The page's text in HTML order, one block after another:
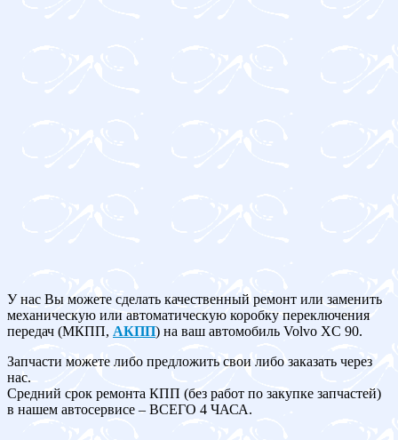
У нас Вы можете сделать качественный ремонт или заменить
механическую или автоматическую коробку переключения
передач (МКПП, АКПП) на ваш автомобиль Volvo XC 90.
Запчасти можете либо предложить свои либо заказать через
нас.
Средний срок ремонта КПП (без работ по закупке запчастей)
в нашем автосервисе – ВСЕГО 4 ЧАСА.